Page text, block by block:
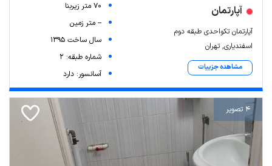
آپارتمان
آپارتمان تکواحدی طبقه دوم
اسفندیاری, تهران
مشاهده جزییات
70 متر زیربنا
-- متر زمین
سال ساخت 1395
شماره طبقه: 2
آسانسور: دارد
4 تصویر